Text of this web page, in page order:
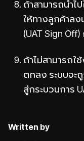
ถ้าสามารถนำไ
ให้ทางลูกค้าล
(UAT Sign
ถ้าไม่สามารถใ
ตกลง ระบบจะ
สู่กระบวนการ
Written by